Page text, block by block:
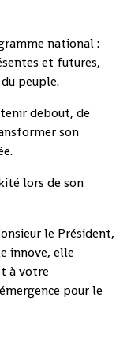
national :
et futures,
peuple.
debout, de
son
lors de son
le Président,
innove, elle
à votre
pour le